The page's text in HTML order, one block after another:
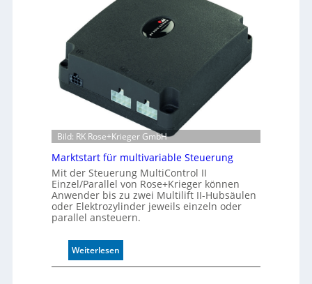
e
g
s
e
s
o
r
ü
b
r
w
a
Bild: RK Rose+Krieger GmbH
Marktstart für multivariable Steuerung
Mit der Steuerung MultiControl II
Einzel/Parallel von Rose+Krieger können
Anwender bis zu zwei Multilift II-Hubsäulen
oder Elektrozylinder jeweils einzeln oder
parallel ansteuern.
Weiterlesen:
M